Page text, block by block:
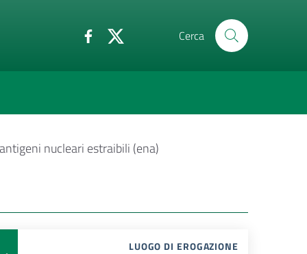
Cerca
nucleari estraibili (ena)
LUOGO DI EROGAZIONE